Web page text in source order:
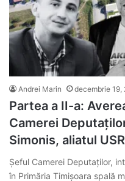
Andrei Marin decembrie 19,
Partea a II-a:
Camerei
Simonis, aliatul
Șeful Camerei Deputaților,
în Primăria Timișoara spală